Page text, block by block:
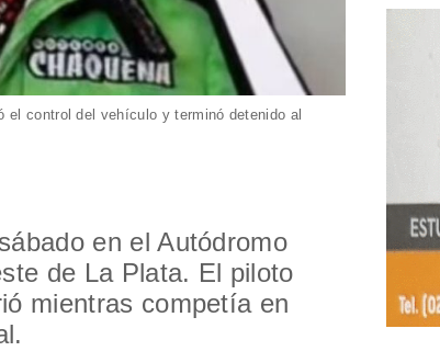
el control del vehículo y terminó detenido al
en el Autódromo
de La Plata. El piloto
mientras competía en